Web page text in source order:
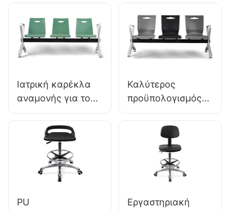
εργοστάσιο IC091
HEWEI SEATING
Προσαρμοσμένη
από την Hewei
Ιατρική καρέκλα
αναμονής για τον
κατασκευαστή
Hewei Small Clinic
LC034
Καλύτερος
προϋπολογισμός
μικρών καρέκλες
αναμονής LC060
ιδανικό για
οδοντιατρικά
γραφεία
εργοστασιακές
PU
Εργαστηριακή